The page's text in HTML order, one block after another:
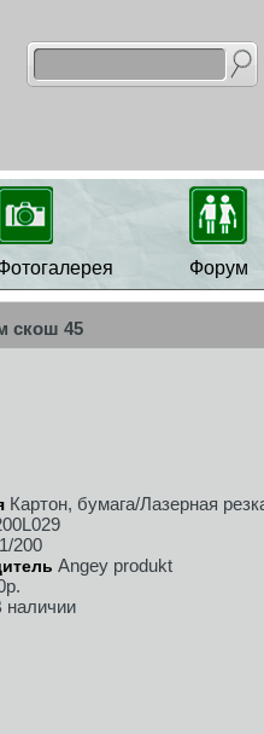
Форум
скош 45
Картон, бумага/Лазерная
1/200
Angey produkt
наличии